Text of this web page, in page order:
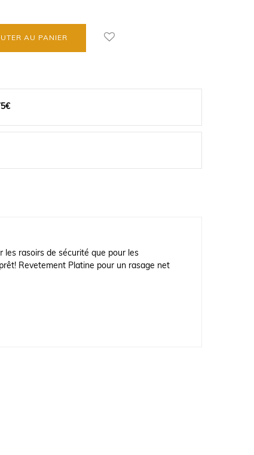
AU PANIER
les rasoirs de sécurité que pour les
Revetement Platine pour un rasage net